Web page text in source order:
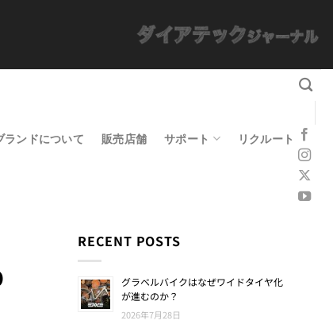
ランドについて 販売店舗 サポート リクルート
RECENT POSTS
グラベルバイクはなぜワイドタイヤ化
が進むのか？
2026年7月28日